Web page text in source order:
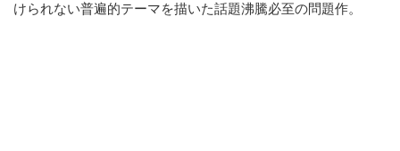
けられない普遍的テーマを描いた話題沸騰必至の問題作。